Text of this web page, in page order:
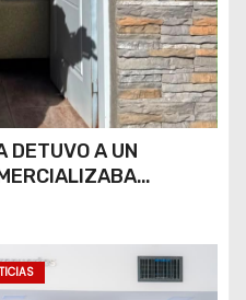
DETUVO A UN